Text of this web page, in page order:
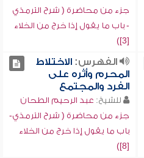
جزء من محاضرة ( شرح الترمذي
- باب ما يقول إذا خرج من الخلاء
[3])
الفهرس:الاختلاط
المحرم وأثره على
الفرد والمجتمع
للشيخ: عبد الرحيم الطحان
جزء من محاضرة ( شرح الترمذي-
باب ما يقول إذا خرج من الخلاء
[8])